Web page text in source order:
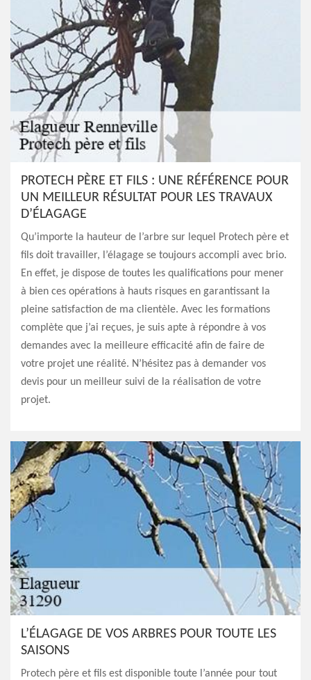
PROTECH PÈRE ET FILS : UNE RÉFÉRENCE POUR
UN MEILLEUR RÉSULTAT POUR LES TRAVAUX
D’ÉLAGAGE
Qu’importe la hauteur de l’arbre sur lequel Protech père et
fils doit travailler, l’élagage se toujours accompli avec brio.
En effet, je dispose de toutes les qualifications pour mener
à bien ces opérations à hauts risques en garantissant la
pleine satisfaction de ma clientèle. Avec les formations
complète que j’ai reçues, je suis apte à répondre à vos
demandes avec la meilleure efficacité afin de faire de
votre projet une réalité. N’hésitez pas à demander vos
devis pour un meilleur suivi de la réalisation de votre
projet.
L’ÉLAGAGE DE VOS ARBRES POUR TOUTE LES
SAISONS
Protech père et fils est disponible toute l’année pour tout